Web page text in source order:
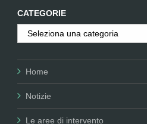
CATEGORIE
Categorie
Home
Notizie
Le aree di intervento